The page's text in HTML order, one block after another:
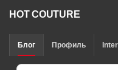
HOT COUTURE
Блог Профиль Inter